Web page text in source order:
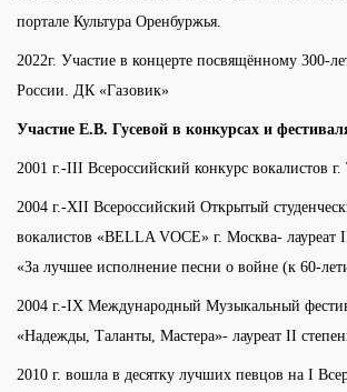
портале Культура Оренбуржья.
2022г. Участие в концерте посвящённому 300-
России. ДК «Газовик»
Участие Е.В. Гусевой в конкурсах и
2001 г.-III Всероссийский конкурс вокалистов
2004 г.-XII Всероссийский Открытый
вокалистов «BELLA VOCE» г. Москва-
«За лучшее исполнение песни о войне (к 60-
2004 г.-IX Международный Музыкальный
«Надежды, Таланты, Мастера»- лауреат II
2010 г. вошла в десятку лучших певцов на I